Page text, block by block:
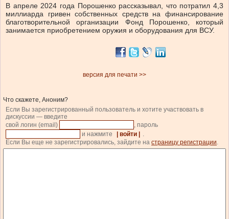
В апреле 2024 года Порошенко рассказывал, что потратил 4,3
миллиарда гривен собственных средств на финансирование
благотворительной организации Фонд Порошенко, который
занимается приобретением оружия и оборудования для ВСУ.
версия для печати >>
Что скажете, Аноним?
Если Вы зарегистрированный пользователь и хотите участвовать в
дискуссии — введите
свой логин (email)
, пароль
и нажмите
| войти |
.
Если Вы еще не зарегистрировались, зайдите на страницу регистрации.